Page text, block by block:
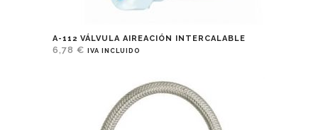
A-112 VÁLVULA AIREACIÓN INTERCALABLE
6,78 € IVA INCLUIDO